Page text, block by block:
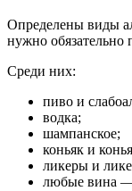
Определены виды
нужно обязательно
Среди них:
пиво и
водка;
шампанское;
коньяк и
ликеры и
любые вина —